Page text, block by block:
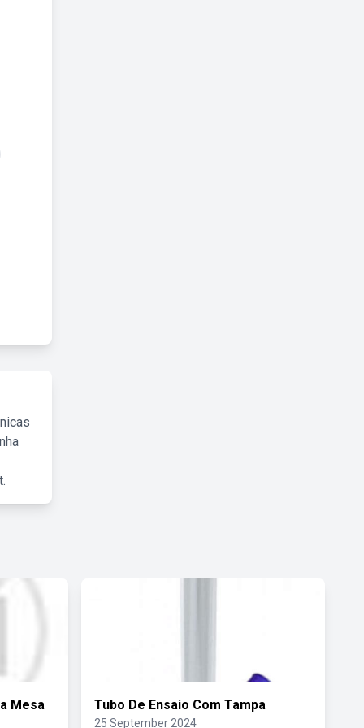
Mesa Tubo De Ensaio Com Tampa
25 September 2024